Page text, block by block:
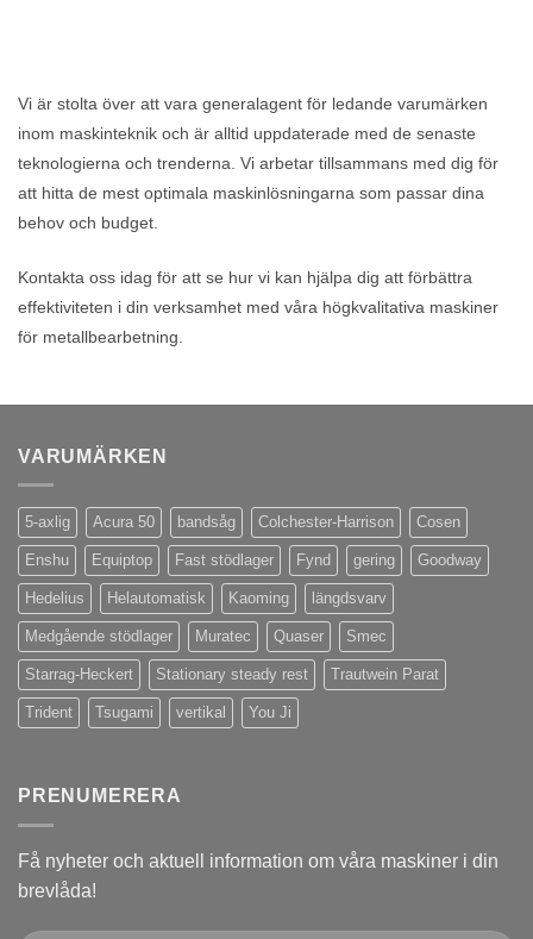
Vi är stolta över att vara generalagent för ledande varumärken
inom maskinteknik och är alltid uppdaterade med de senaste
teknologierna och trenderna. Vi arbetar tillsammans med dig för
att hitta de mest optimala maskinlösningarna som passar dina
behov och budget.
Kontakta oss idag för att se hur vi kan hjälpa dig att förbättra
effektiviteten i din verksamhet med våra högkvalitativa maskiner
för metallbearbetning.
VARUMÄRKEN
5-axlig Acura 50 bandsåg Colchester-Harrison Cosen
Enshu Equiptop Fast stödlager Fynd gering Goodway
Hedelius Helautomatisk Kaoming längdsvarv
Medgående stödlager Muratec Quaser Smec
Starrag-Heckert Stationary steady rest Trautwein Parat
Trident Tsugami vertikal You Ji
PRENUMERERA
Få nyheter och aktuell information om våra maskiner i din
brevlåda!